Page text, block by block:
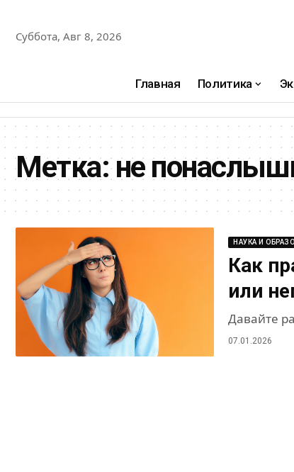
Суббота, Авг 8, 2026
Главная Политика
Метка:не
НАУКА И
Как
или
Давайте
07.01.2026